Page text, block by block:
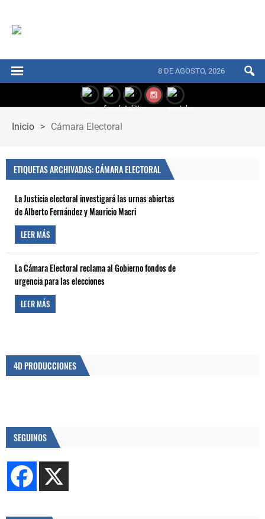
8 DE AGOSTO, 2026
Inicio > Cámara Electoral
ETIQUETAS ARCHIVADAS: CÁMARA ELECTORAL
La Justicia electoral investigará las urnas abiertas
de Alberto Fernández y Mauricio Macri
LEER MÁS
La Cámara Electoral reclama al Gobierno fondos de
urgencia para las elecciones
LEER MÁS
4D PRODUCCIONES
SEGUINOS